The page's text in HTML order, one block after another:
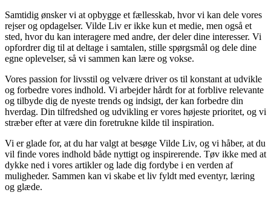
Samtidig ønsker vi at opbygge et fællesskab, hvor vi kan dele vores
rejser og opdagelser. Vilde Liv er ikke kun et medie, men også et
sted, hvor du kan interagere med andre, der deler dine interesser. Vi
opfordrer dig til at deltage i samtalen, stille spørgsmål og dele dine
egne oplevelser, så vi sammen kan lære og vokse.
Vores passion for livsstil og velvære driver os til konstant at udvikle
og forbedre vores indhold. Vi arbejder hårdt for at forblive relevante
og tilbyde dig de nyeste trends og indsigt, der kan forbedre din
hverdag. Din tilfredshed og udvikling er vores højeste prioritet, og vi
stræber efter at være din foretrukne kilde til inspiration.
Vi er glade for, at du har valgt at besøge Vilde Liv, og vi håber, at du
vil finde vores indhold både nyttigt og inspirerende. Tøv ikke med at
dykke ned i vores artikler og lade dig fordybe i en verden af
muligheder. Sammen kan vi skabe et liv fyldt med eventyr, læring
og glæde.